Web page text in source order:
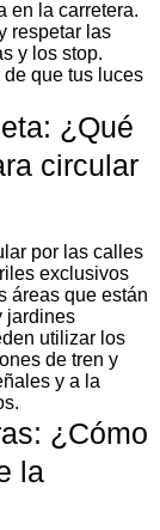
en la carretera.
respetar las
y los stop.
que tus luces
¿Qué
circular
por las calles
exclusivos
áreas que están
jardines
utilizar los
de tren y
y a la
¿Cómo
la